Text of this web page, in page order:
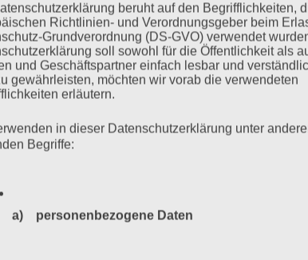
geboren, wurde er als Jugendlicher gemeinsam mit
Auschwitz deportiert. Er war 20 Jahre alt, als er –
in Theresienstadt befreit wurde.
beruht auf den Begrifflichkeiten,
Richtlinien- und Verordnungsgeber beim
Grundverordnung (DS-GVO) verwendet
soll sowohl für die Öffentlichkeit als
und Geschäftspartner einfach lesbar und
gewährleisten, möchten wir vorab die verwendeten
erläutern.
in dieser Datenschutzerklärung unter
Begriffe:
a) personenbezogene Daten